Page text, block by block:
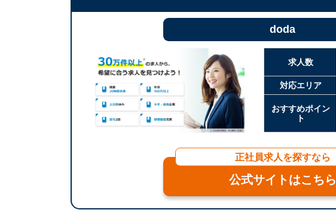
doda
求人数
対応エリア
おすすめポイン
ト
正社員求人を探すなら
公式サイトはこちら